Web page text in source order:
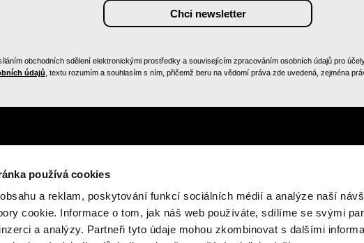
používá cookies
a reklam, poskytování funkcí sociálních médií a analýze naší
cookie. Informace o tom, jak náš web používáte, sdílíme se svými
a analýzy. Partneři tyto údaje mohou zkombinovat s dalšími
obchodních sdělení elektronickými prostředky a souvisejícím zpracováním osobních údajů pro
údajů , textu rozumím a souhlasím s ním, přičemž beru na vědomí práva zde uvedená, zejména